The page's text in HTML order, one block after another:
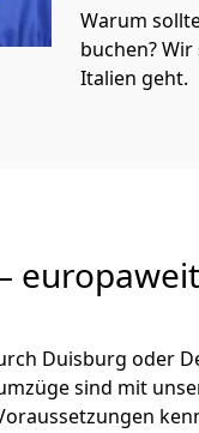
Warum
buchen?
Italien geht.
Duisburg oder
sind mit